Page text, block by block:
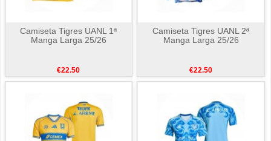
Camiseta Tigres UANL 1ª
Manga Larga 25/26
€22.50
Camiseta Tigres UANL 2ª
Manga Larga 25/26
€22.50